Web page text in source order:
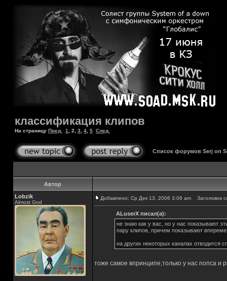
классификация клипов
На страницу Пред. 1 2 3 4 5 След.
Список форумов Serj on
Автор
Lobzik
Almost God
Добавлено: Ср Дек 13, 2006 3:06 am Заголовок
ALuserX писал(а):
не знаю как у вас, но у нас показывают
пару клипов, причем показывают
на других некоторых каналах отводится
тоже самое впринципе,только у нас попса и